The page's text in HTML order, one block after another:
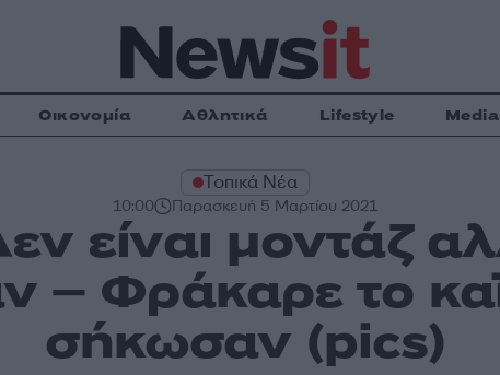
Οικονομία Αθλητικά Lifestyle Media
Τοπικά Νέα
10:00 Παρασκευή 5 Μαρτίου 2021
είναι μοντάζ
– Φράκαρε το
σήκωσαν (pics)